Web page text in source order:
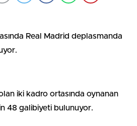
Real Madrid deplasmanda
iki kadro ortasında oynanan
48 galibiyeti bulunuyor.